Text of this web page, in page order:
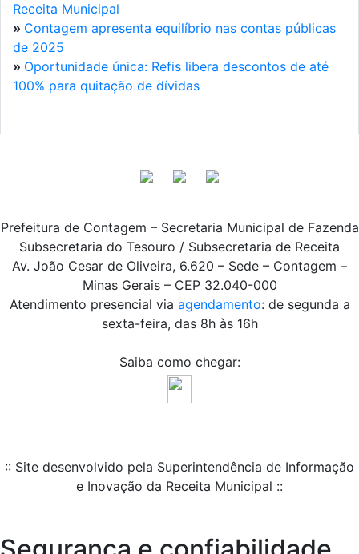
Receita Municipal
» Contagem apresenta equilíbrio nas contas públicas
de 2025
» Oportunidade única: Refis libera descontos de até
100% para quitação de dívidas
Prefeitura de Contagem – Secretaria Municipal de Fazenda
Subsecretaria do Tesouro / Subsecretaria de Receita
Av. João Cesar de Oliveira, 6.620 – Sede – Contagem –
Minas Gerais – CEP 32.040-000
Atendimento presencial via agendamento: de segunda a
sexta-feira, das 8h às 16h
Saiba como chegar:
:: Site desenvolvido pela Superintendência de Informação
e Inovação da Receita Municipal ::